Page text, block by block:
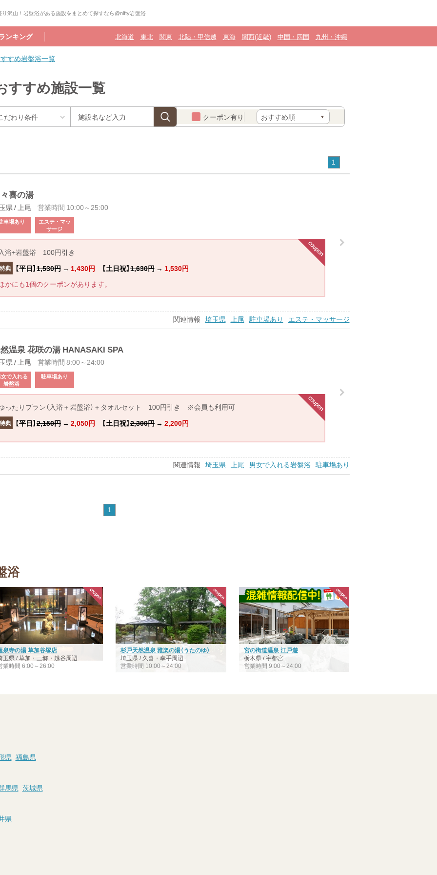
沢山！岩盤浴がある施設をまとめて探すなら@nifty岩盤浴
ンキング 北海道 東北 関東 北陸・甲信越 東海 関西(近畿) 中国・四国 九州・沖縄
すめ岩盤浴一覧
すすめ施設一覧
クーポン有り
1
喜の湯
県 / 上尾 営業時間 10:00～25:00
車場あり
エステ・マッ
サージ
浴+岩盤浴 100円引き
典 【平日】1,530円→ 1,430円 【土日祝】1,630円→ 1,530円
かにも1個のクーポンがあります。
関連情報 埼玉県 上尾 駐車場あり エステ・マッサージ
温泉 花咲の湯 HANASAKI SPA
県 / 上尾 営業時間 8:00～24:00
で入れる
岩盤浴
駐車場あり
ったりプラン（入浴＋岩盤浴）＋タオルセット 100円引き ※会員も利用可
典 【平日】2,150円→ 2,050円 【土日祝】2,300円→ 2,200円
関連情報 埼玉県 上尾 男女で入れる岩盤浴 駐車場あり
1
浴
泉寺の湯 草加谷塚店
玉県 / 草加・三郷・越谷周辺
業時間 6:00～26:00
杉戸天然温泉 雅楽の湯（うたのゆ）
埼玉県 / 久喜・幸手周辺
営業時間 10:00～24:00
宮の街道温泉 江戸遊
栃木県 / 宇都宮
営業時間 9:00～24:00
県 福島県
馬県 茨城県
県